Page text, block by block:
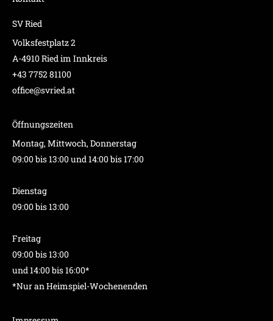
SV Ried
Volksfestplatz 2
A-4910 Ried im Innkreis
+43 7752 81100
office@svried.at
Öffnungszeiten
Montag, Mittwoch, Donnerstag
09:00 bis 13:00 und 14:00 bis 17:00
Dienstag
09:00 bis 13:00
Freitag
09:00 bis 13:00
und 14:00 bis 16:00*
*Nur an Heimspiel-Wochenenden